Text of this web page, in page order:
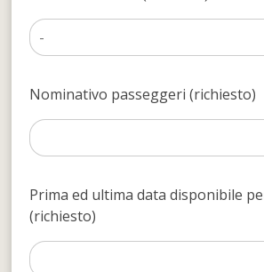
Nominativo passeggeri (richiesto)
Prima ed ultima data disponibile
(richiesto)